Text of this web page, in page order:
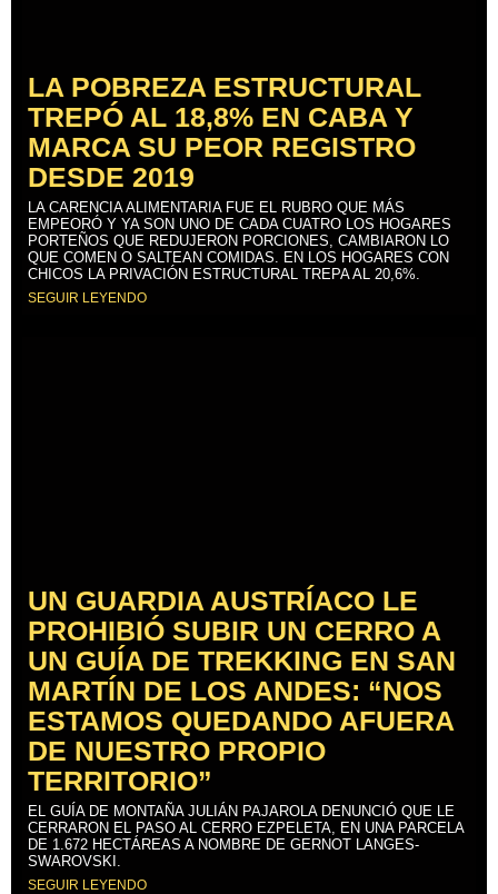
LA POBREZA ESTRUCTURAL
TREPÓ AL 18,8% EN CABA Y
MARCA SU PEOR REGISTRO
DESDE 2019
LA CARENCIA ALIMENTARIA FUE EL RUBRO QUE MÁS
EMPEORÓ Y YA SON UNO DE CADA CUATRO LOS HOGARES
PORTEÑOS QUE REDUJERON PORCIONES, CAMBIARON LO
QUE COMEN O SALTEAN COMIDAS. EN LOS HOGARES CON
CHICOS LA PRIVACIÓN ESTRUCTURAL TREPA AL 20,6%.
SEGUIR LEYENDO
UN GUARDIA AUSTRÍACO LE
PROHIBIÓ SUBIR UN CERRO A
UN GUÍA DE TREKKING EN SAN
MARTÍN DE LOS ANDES: “NOS
ESTAMOS QUEDANDO AFUERA
DE NUESTRO PROPIO
TERRITORIO”
EL GUÍA DE MONTAÑA JULIÁN PAJAROLA DENUNCIÓ QUE LE
CERRARON EL PASO AL CERRO EZPELETA, EN UNA PARCELA
DE 1.672 HECTÁREAS A NOMBRE DE GERNOT LANGES-
SWAROVSKI.
SEGUIR LEYENDO